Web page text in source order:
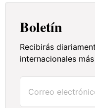
Boletín
Recibirás
internacionales